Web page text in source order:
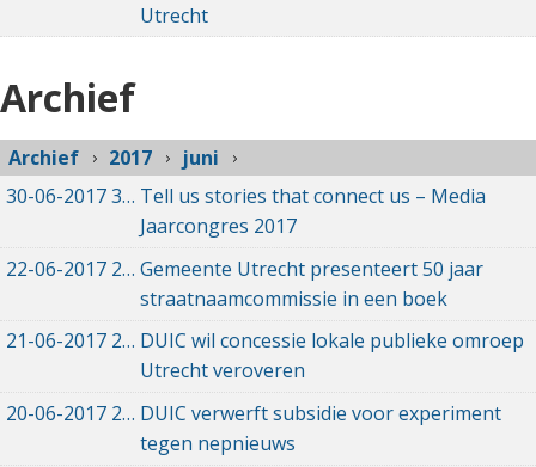
Utrecht
Archief
Archief 2017
juni
30-06-201730-06-2017 14:25
Tell us stories that connect us – Media
Jaarcongres 2017
22-06-2017 22-06-2017 09:51
Gemeente Utrecht presenteert 50 jaar
straatnaamcommissie in een boek
21-06-2017 21-06-2017 20:08
DUIC wil concessie lokale publieke omroep
Utrecht veroveren
20-06-2017 20-06-2017 14:35
DUIC verwerft subsidie voor experiment
tegen nepnieuws